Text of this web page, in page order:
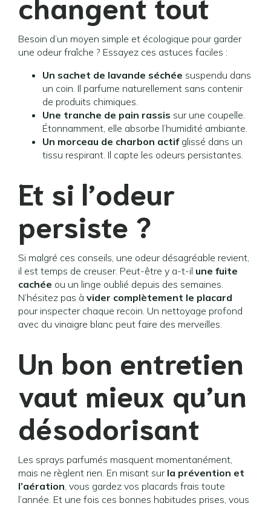
Besoin d’un moyen simple et écologique pour garder
une odeur fraîche ? Essayez ces astuces faciles :
Un sachet de lavande séchée suspendu dans
un coin. Il parfume naturellement sans contenir
de produits chimiques.
Une tranche de pain rassis sur une coupelle.
Étonnamment, elle absorbe l’humidité ambiante.
Un morceau de charbon actifglissé dans un
tissu respirant. Il capte les odeurs persistantes.
Et si l’odeur
persiste ?
Si malgré ces conseils, une odeur désagréable revient,
il est temps de creuser. Peut-être y a-t-il une fuite
cachée ou un linge oublié depuis des semaines.
N’hésitez pas à vider complètement le placard
pour inspecter chaque recoin. Un nettoyage profond
avec du vinaigre blanc peut faire des merveilles.
Un bon entretien
vaut mieux qu’un
désodorisant
Les sprays parfumés masquent momentanément,
mais ne règlent rien. En misant sur la prévention et
l’aération, vous gardez vos placards frais toute
l’année. Et une fois ces bonnes habitudes prises, vous